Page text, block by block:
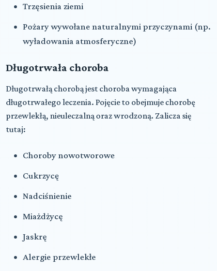
Trzęsienia ziemi
Pożary wywołane naturalnymi przyczynami (np.
wyładowania atmosferyczne)
Długotrwała choroba
Długotrwałą chorobą jest choroba wymagająca
długotrwałego leczenia. Pojęcie to obejmuje chorobę
przewlekłą, nieuleczalną oraz wrodzoną. Zalicza się
tutaj:
Choroby nowotworowe
Cukrzycę
Nadciśnienie
Miażdżycę
Jaskrę
Alergie przewlekłe